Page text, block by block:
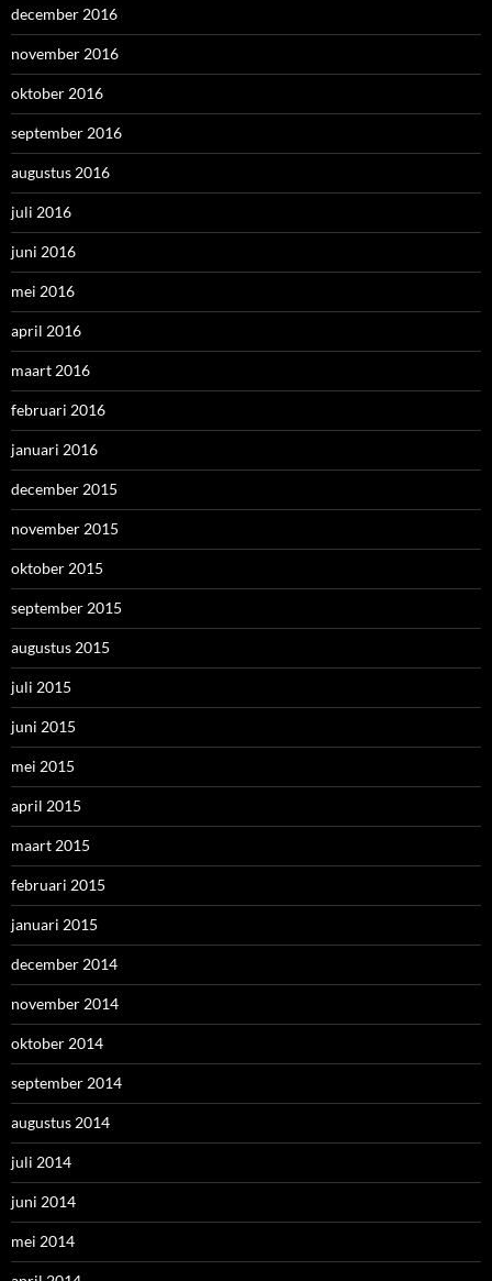
december 2016
november 2016
oktober 2016
september 2016
augustus 2016
juli 2016
juni 2016
mei 2016
april 2016
maart 2016
februari 2016
januari 2016
december 2015
november 2015
oktober 2015
september 2015
augustus 2015
juli 2015
juni 2015
mei 2015
april 2015
maart 2015
februari 2015
januari 2015
december 2014
november 2014
oktober 2014
september 2014
augustus 2014
juli 2014
juni 2014
mei 2014